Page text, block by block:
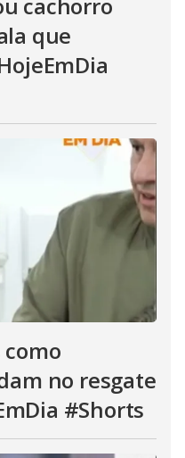
que
no resgate
#Shorts